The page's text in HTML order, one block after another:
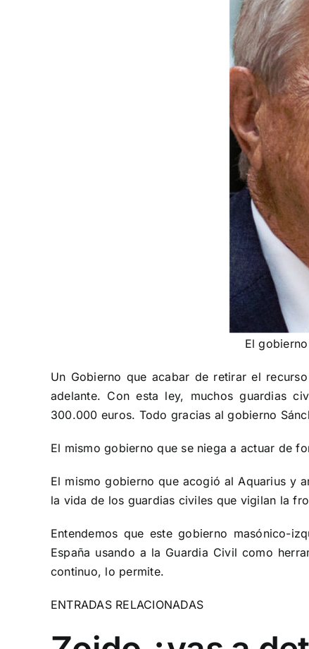
El
Un Gobierno que acabar de retirar el
adelante. Con esta ley, muchos guardias
300.000 euros. Todo gracias al gobierno
El mismo gobierno que se niega a actuar de
El mismo gobierno que acogió al Aquarius y
la vida de los guardias civiles que vigilan la
Entendemos que este gobierno masónico-
España usando a la Guardia Civil como
continuo, lo permite.
ENTRADAS RELACIONADAS